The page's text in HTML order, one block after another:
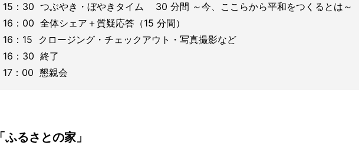
15：30 つぶやき・ぼやきタイム 30 分間 ～今、ここらから平和をつくるとは～
16：00 全体シェア＋質疑応答（15 分間）
16：15 クロージング・チェックアウト・写真撮影など
16：30 終了
17：00 懇親会
「ふるさとの家」